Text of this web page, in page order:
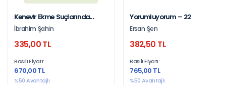
Kenevir Ekme Suçlarında
Yargıtay'ın Bozma Sebepleri
İbrahim Şahin
335,00 TL
Basılı Fiyatı:
670,00 TL
%50 Avantajlı
Yorumluyorum – 22
Ersan Şen
382,50 TL
Basılı Fiyatı:
765,00 TL
%50 Avantajlı